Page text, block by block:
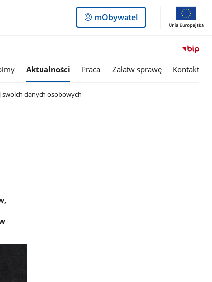
Logowanie
do
mObywatel
Aktualności Praca Załatw sprawę Kontakt
swoich danych osobowych